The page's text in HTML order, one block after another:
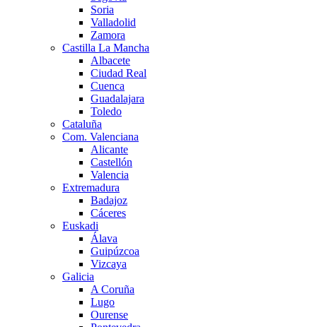
Soria
Valladolid
Zamora
Castilla La Mancha
Albacete
Ciudad Real
Cuenca
Guadalajara
Toledo
Cataluña
Com. Valenciana
Alicante
Castellón
Valencia
Extremadura
Badajoz
Cáceres
Euskadi
Álava
Guipúzcoa
Vizcaya
Galicia
A Coruña
Lugo
Ourense